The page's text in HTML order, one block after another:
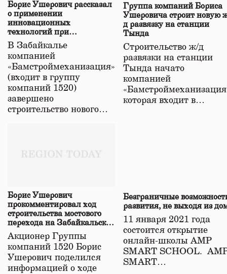
Борис Ушерович рассказал
о применении
инновационных
технологий при
строительстве нового моста
в Забайкалье
В Забайкалье
компанией
«Бамстроймеханизация»
(входит в группу
компаний 1520)
завершено
строительство нового…
Группа компаний Бориса
Ушеровича строит новую
д развязку на станции
Тында
Строительство ж/д
развязки на станции
Тында начато
компанией
которая входит в…
Борис Ушерович
прокомментировал ход
строительства мостового
перехода на Забайкальской
железной дороге
Акционер Группы
компаний 1520 Борис
Ушерович поделился
информацией о ходе
Безграничные
развития, не выходя из
11 января 2021 года
состоится открытие
онлайн-школы АМР
SMART SCHOOL.
SMART…